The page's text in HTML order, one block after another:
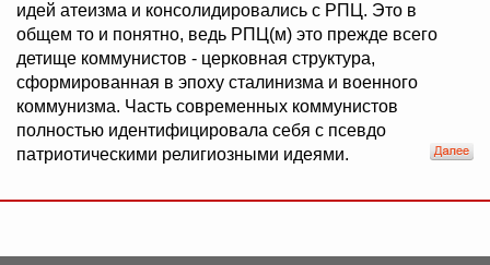
идей атеизма и консолидировались с РПЦ. Это в
общем то и понятно, ведь РПЦ(м) это прежде всего
детище коммунистов - церковная структура,
сформированная в эпоху сталинизма и военного
коммунизма. Часть современных коммунистов
полностью идентифицировала себя с псевдо
патриотическими религиозными идеями.